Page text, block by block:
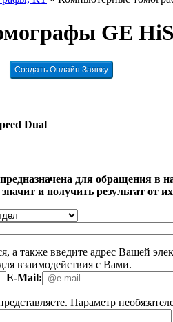
GE
Создать Онлайн Заявку
Dual
для обращения в
и получить результат от
а также введите адрес Вашей
взаимодействия с Вами.
E-Mail:
Параметр